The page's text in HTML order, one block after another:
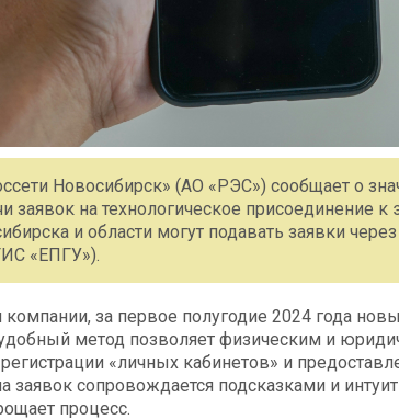
Новосибирск» (АО «РЭС») сообщает о
заявок на технологическое присоединение
и области могут подавать заявки
«ЕПГУ»).
за первое полугодие 2024 года
метод позволяет физическим и
«личных кабинетов» и
заявок сопровождается подсказками и
процесс.